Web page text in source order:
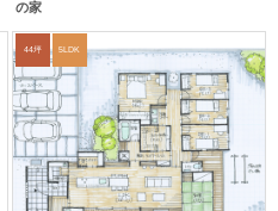
の家
44坪 5LDK